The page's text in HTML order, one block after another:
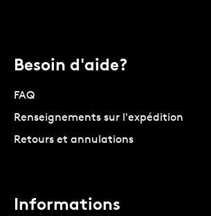
Besoin d'aide?
FAQ
Renseignements sur l'expédition
Retours et annulations
Informations